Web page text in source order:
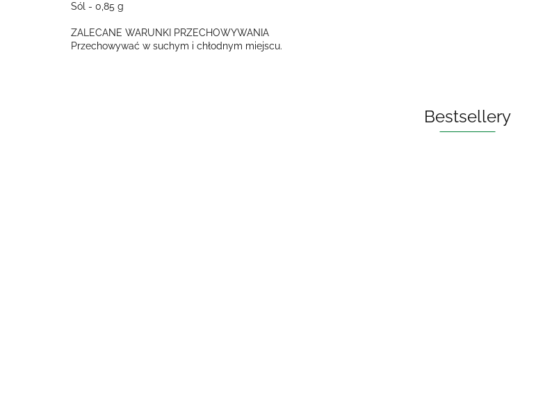
Sól - 0,85 g
ZALECANE WARUNKI PRZECHOWYWANIA
Przechowywać w suchym i chłodnym miejscu.
Bestsellery